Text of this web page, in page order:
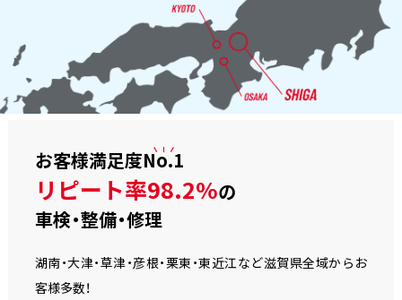
お客様満足度No.1
リピート率98.2%の
車検・整備・修理
湖南・大津・草津・彦根・栗東・東近江など滋賀県全域からお
客様多数！